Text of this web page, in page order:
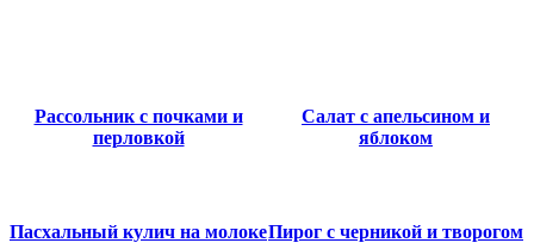
Рассольник с почками и
перловкой
Салат с апельсином и
яблоком
Пасхальный кулич на молокеПирог с черникой и творогом